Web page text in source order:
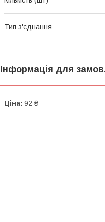
Тип з'єднання
Інформація для
Ціна: 92 ₴